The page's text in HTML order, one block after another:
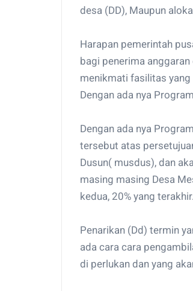
desa (DD), Maupun
Harapan pemerintah
bagi penerima
menikmati fasilitas yang
Dengan ada nya
Dengan ada nya
tersebut atas
Dusun( musdus), dan
masing masing Desa
kedua, 20% yang terakhir.
Penarikan (Dd) termin
ada cara cara
di perlukan dan yang